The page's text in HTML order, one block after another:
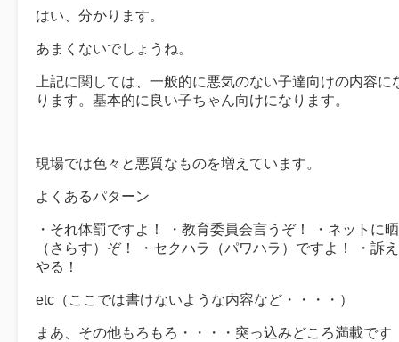
はい、分かります。
あまくないでしょうね。
上記に関しては、一般的に悪気のない子達向けの内容に
ります。基本的に良い子ちゃん向けになります。
現場では色々と悪質なものを増えています。
よくあるパターン
・それ体罰ですよ！ ・教育委員会言うぞ！ ・ネットに
（さらす）ぞ！ ・セクハラ（パワハラ）ですよ！ ・訴
やる！
etc（ここでは書けないような内容など・・・・）
まあ、その他もろもろ・・・・突っ込みどころ満載です